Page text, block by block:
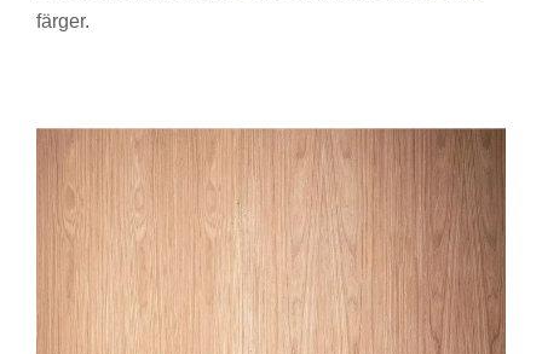
färger.